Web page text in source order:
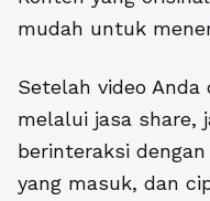
mudah untuk
Setelah video
melalui jasa share,
berinteraksi
yang masuk, dan